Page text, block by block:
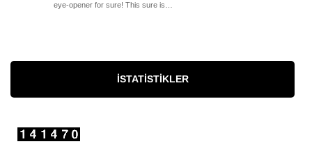
eye-opener for sure! This sure is…
İSTATISTIKLER